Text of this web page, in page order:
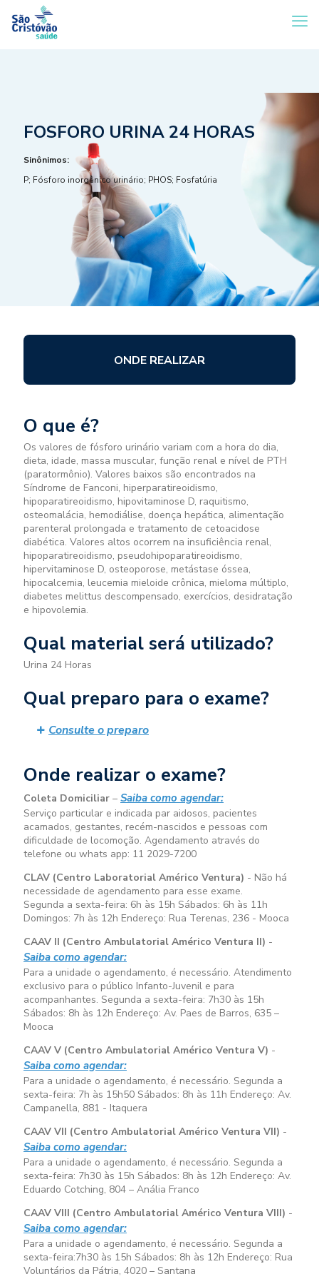
FOSFORO URINA 24 HORAS
Sinônimos:
P; Fósforo inorgânico urinário; PHOS; Fosfatúria
ONDE REALIZAR
O que é?
Os valores de fósforo urinário variam com a hora do dia,
dieta, idade, massa muscular, função renal e nível de PTH
(paratormônio). Valores baixos são encontrados na
Síndrome de Fanconi, hiperparatireoidismo,
hipoparatireoidismo, hipovitaminose D, raquitismo,
osteomalácia, hemodiálise, doença hepática, alimentação
parenteral prolongada e tratamento de cetoacidose
diabética. Valores altos ocorrem na insuficiência renal,
hipoparatireoidismo, pseudohipoparatireoidismo,
hipervitaminose D, osteoporose, metástase óssea,
hipocalcemia, leucemia mieloide crônica, mieloma múltiplo,
diabetes melittus descompensado, exercícios, desidratação
e hipovolemia.
Qual material será utilizado?
Urina 24 Horas
Qual preparo para o exame?
Consulte o preparo
Onde realizar o exame?
Coleta Domiciliar – Saiba como agendar:
Serviço particular e indicada par aidosos, pacientes
acamados, gestantes, recém-nascidos e pessoas com
dificuldade de locomoção. Agendamento através do
telefone ou whats app: 11 2029-7200
CLAV (Centro Laboratorial Américo Ventura) - Não há
necessidade de agendamento para esse exame.
Segunda a sexta-feira: 6h às 15h Sábados: 6h às 11h
Domingos: 7h às 12h Endereço: Rua Terenas, 236 - Mooca
CAAV II (Centro Ambulatorial Américo Ventura II) -
Saiba como agendar:
Para a unidade o agendamento, é necessário. Atendimento
exclusivo para o público Infanto-Juvenil e para
acompanhantes. Segunda a sexta-feira: 7h30 às 15h
Sábados: 8h às 12h Endereço: Av. Paes de Barros, 635 –
Mooca
CAAV V (Centro Ambulatorial Américo Ventura V) -
Saiba como agendar:
Para a unidade o agendamento, é necessário. Segunda a
sexta-feira: 7h às 15h50 Sábados: 8h às 11h Endereço: Av.
Campanella, 881 - Itaquera
CAAV VII (Centro Ambulatorial Américo Ventura VII) -
Saiba como agendar:
Para a unidade o agendamento, é necessário. Segunda a
sexta-feira: 7h30 às 15h Sábados: 8h às 12h Endereço: Av.
Eduardo Cotching, 804 – Anália Franco
CAAV VIII (Centro Ambulatorial Américo Ventura VIII) -
Saiba como agendar:
Para a unidade o agendamento, é necessário. Segunda a
sexta-feira:7h30 às 15h Sábados: 8h às 12h Endereço: Rua
Voluntários da Pátria, 4020 – Santana